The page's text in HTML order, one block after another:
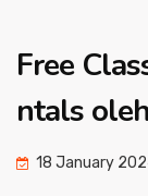
Free
ntals
18 January